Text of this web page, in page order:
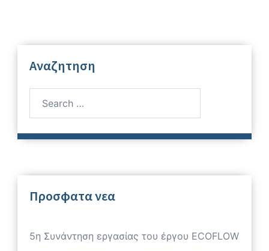
Αναζητηση
Προσφατα νεα
5η Συνάντηση εργασίας του έργου ECOFLOW